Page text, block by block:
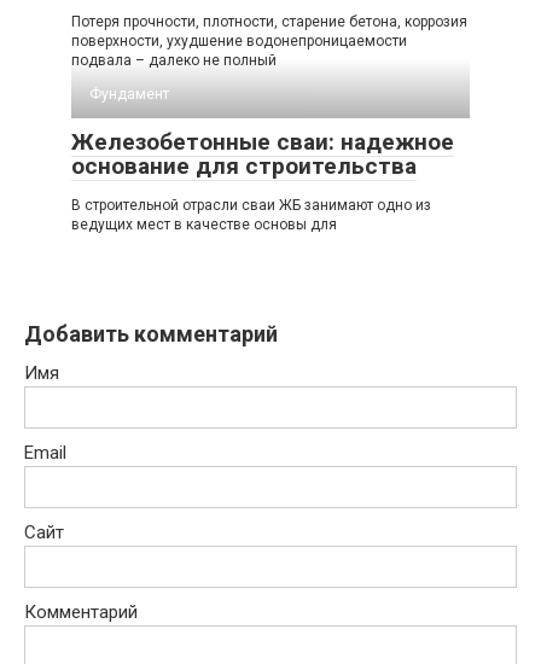
Потеря прочности, плотности, старение бетона, коррозия
поверхности, ухудшение водонепроницаемости
подвала – далеко не полный
Фундамент
Железобетонные сваи: надежное
основание для строительства
В строительной отрасли сваи ЖБ занимают одно из
ведущих мест в качестве основы для
Добавить комментарий
Имя
Email
Сайт
Комментарий